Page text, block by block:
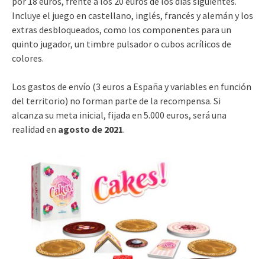
Incluye el juego en castellano, inglés, francés y alemán y los
extras desbloqueados, como los componentes para un
quinto jugador, un timbre pulsador o cubos acrílicos de
colores.
Los gastos de envío (3 euros a España y variables en función
del territorio) no forman parte de la recompensa. Si
alcanza su meta inicial, fijada en 5.000 euros, será una
realidad en agosto de 2021.